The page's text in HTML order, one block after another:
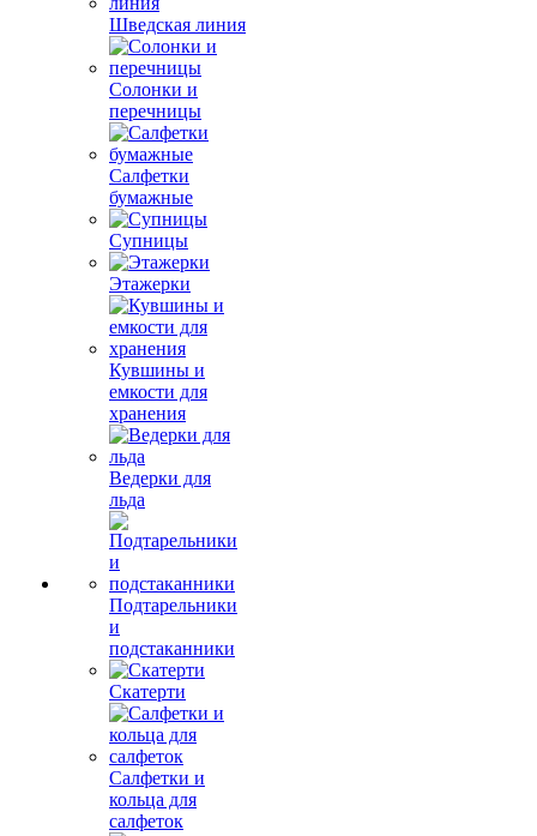
Шведская линия
Солонки и
перечницы
Салфетки
бумажные
Супницы
Этажерки
Кувшины и
емкости для
хранения
Ведерки для
льда
Подтарельники
и
подстаканники
Скатерти
Салфетки и
кольца для
салфеток